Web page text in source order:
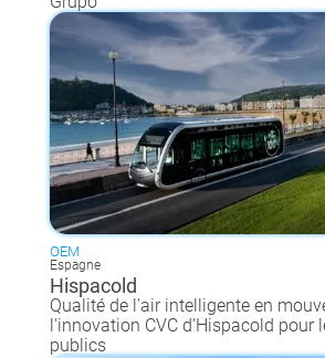
OEM
Espagne
Hispacold
Qualité de l'air intelligente en
l'innovation CVC d'Hispacold pour
publics